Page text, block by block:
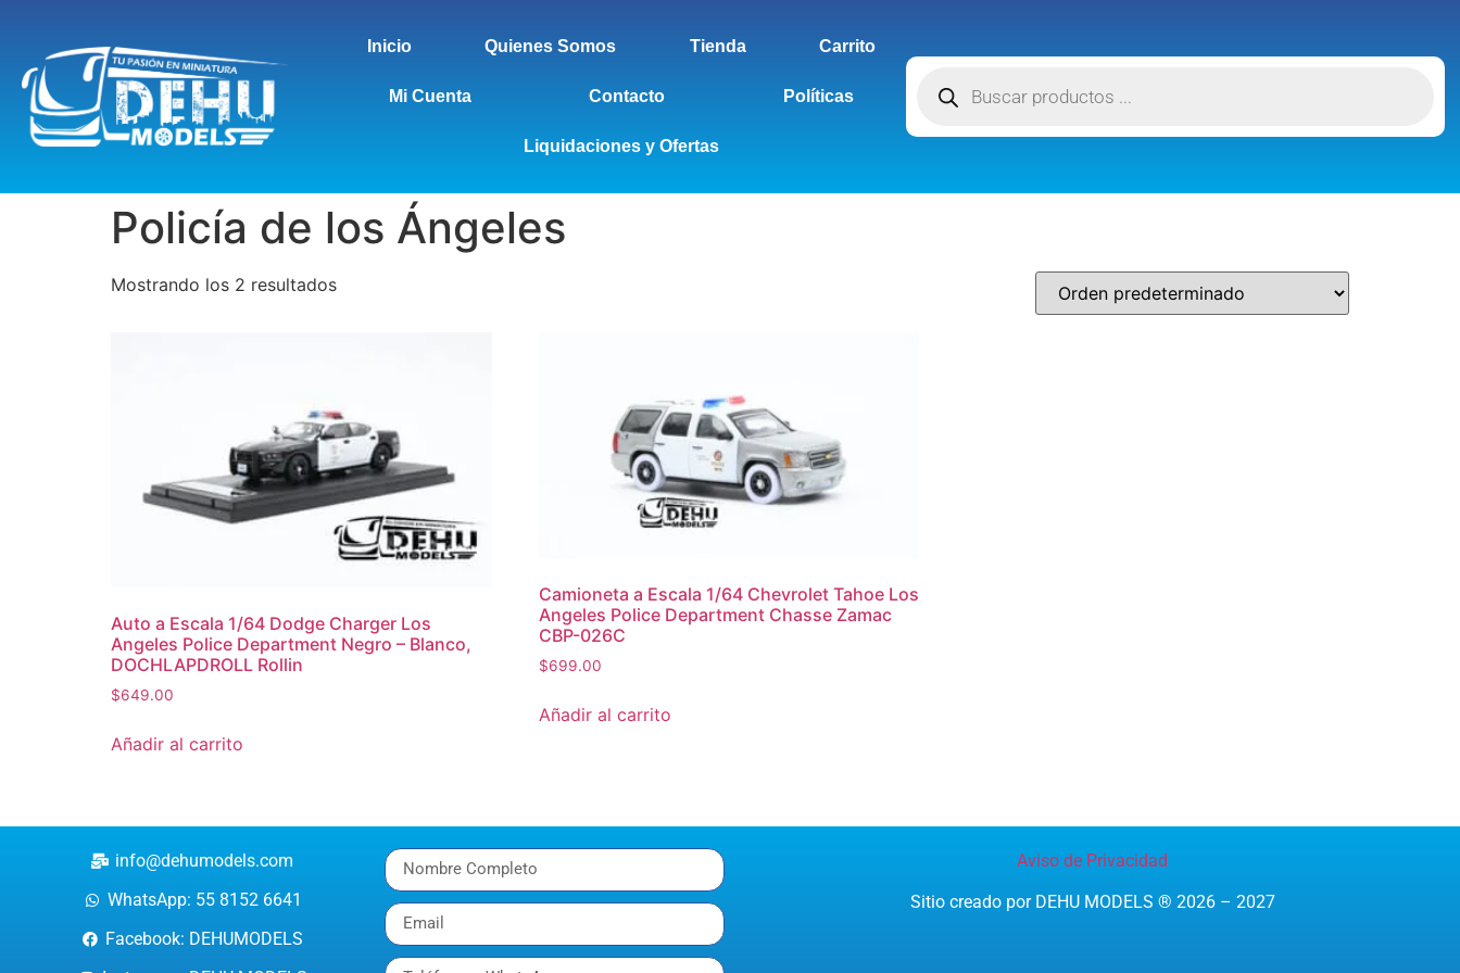
Inicio Quienes Somos Tienda Carrito
Mi Cuenta Contacto Políticas
Liquidaciones y Ofertas
Policía de los Ángeles
Mostrando los 2 resultados
Auto a Escala 1/64 Dodge Charger Los
Angeles Police Department Negro – Blanco,
DOCHLAPDROLL Rollin
$649.00
Añadir al carrito
Camioneta a Escala 1/64 Chevrolet Tahoe Los
Angeles Police Department Chasse Zamac
CBP-026C
$699.00
Añadir al carrito
info@dehumodels.com
WhatsApp: 55 8152 6641
Facebook: DEHUMODELS
Aviso de Privacidad
Sitio creado por DEHU MODELS ® 2026 – 2027